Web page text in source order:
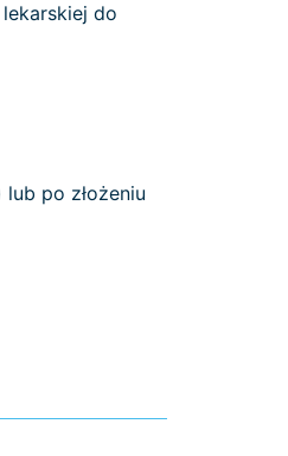
do
po złożeniu